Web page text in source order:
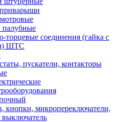
торцевые соединения (гайка с
ШТС
пускатели, контакторы
кнопки, микропереключатели,
выключатель